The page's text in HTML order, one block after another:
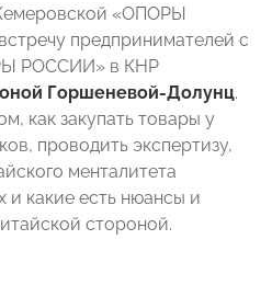
«ОПОРЫ
предпринимателей с
РОССИИ» в КНР
Горшеневой-Долунц.
как закупать товары у
проводить экспертизу,
менталитета
и какие есть нюансы и
стороной.